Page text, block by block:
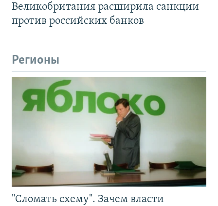
Великобритания расширила санкции
против российских банков
Регионы
"Сломать схему". Зачем власти